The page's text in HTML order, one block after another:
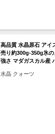
高品質 水晶原石 アイ
売り約300g-350g氷
強さ マダガスカル産
水晶 クォーツ